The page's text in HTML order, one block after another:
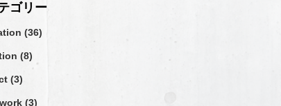
ゴリー
(36)
(8)
(3)
(3)